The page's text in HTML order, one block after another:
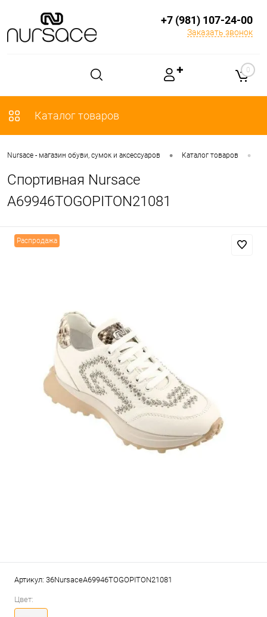
+7 (981) 107-24-00
Заказать звонок
✚ 0
Каталог товаров
Nursace - магазин обуви, сумок и аксессуаров • Каталог товаров •
Спортивная Nursace
A69946TOGOPITON21081
Распродажа
Артикул: 36NursaceA69946TOGOPITON21081
Цвет: